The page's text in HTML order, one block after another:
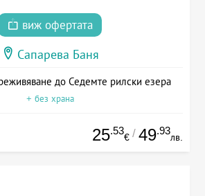
виж офертата
Сапарева Баня
до Седемте рилски езера
+ без храна
25.53
€ / 49.93
лв.